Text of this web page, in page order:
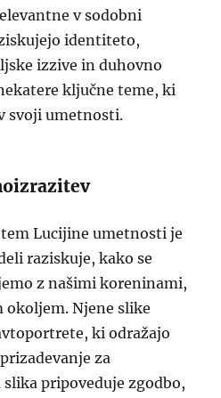
v sodobni
identiteto,
izzive in duhovno
ključne teme, ki
svoji umetnosti.
Lucijine umetnosti je
raziskuje, kako se
z našimi koreninami,
Njene slike
ki odražajo
za
pripoveduje zgodbo,